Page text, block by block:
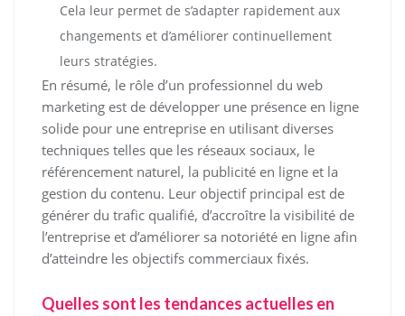
Cela leur permet de s’adapter rapidement aux
changements et d’améliorer continuellement
leurs stratégies.
En résumé, le rôle d’un professionnel du web
marketing est de développer une présence en ligne
solide pour une entreprise en utilisant diverses
techniques telles que les réseaux sociaux, le
référencement naturel, la publicité en ligne et la
gestion du contenu. Leur objectif principal est de
générer du trafic qualifié, d’accroître la visibilité de
l’entreprise et d’améliorer sa notoriété en ligne afin
d’atteindre les objectifs commerciaux fixés.
Quelles sont les tendances actuelles en